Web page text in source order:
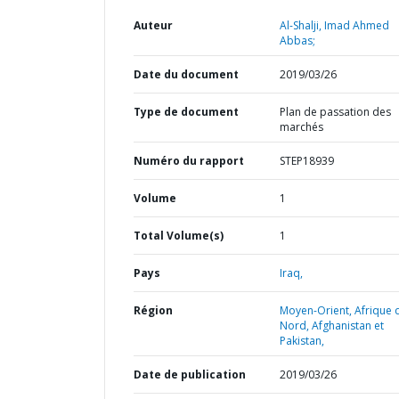
Auteur
Al-Shalji, Imad Ahmed
Abbas;
Date du document 2019/03/26
Type de document
Plan de passation des
marchés
Numéro du rapport STEP18939
Volume 1
Total Volume(s) 1
Pays Iraq,
Région
Moyen-Orient, Afrique
Nord, Afghanistan et
Pakistan,
Date de publication 2019/03/26